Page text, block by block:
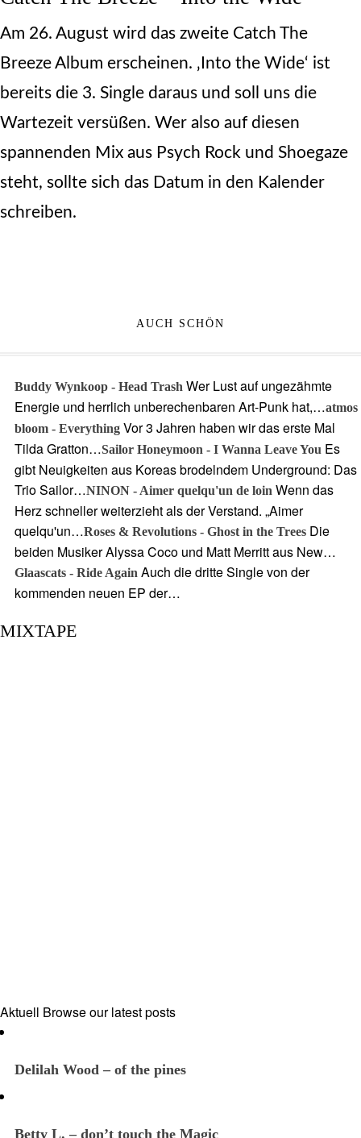
Am 26. August wird das zweite Catch The
Breeze Album erscheinen. ‚Into the Wide‘ ist
bereits die 3. Single daraus und soll uns die
Wartezeit versüßen. Wer also auf diesen
spannenden Mix aus Psych Rock und Shoegaze
steht, sollte sich das Datum in den Kalender
schreiben.
AUCH SCHÖN
Buddy Wynkoop - Head TrashWer Lust auf ungezähmte
Energie und herrlich unberechenbaren Art-Punk hat,…atmos
bloom - EverythingVor 3 Jahren haben wir das erste Mal
Tilda Gratton…Sailor Honeymoon - I Wanna Leave YouEs
gibt Neuigkeiten aus Koreas brodelndem Underground: Das
Trio Sailor…NINON - Aimer quelqu'un de loinWenn das
Herz schneller weiterzieht als der Verstand. „Aimer
quelqu'un…Roses & Revolutions - Ghost in the TreesDie
beiden Musiker Alyssa Coco und Matt Merritt aus New…
Glaascats - Ride AgainAuch die dritte Single von der
kommenden neuen EP der…
MIXTAPE
Aktuell Browse our latest posts
Delilah Wood – of the pines
Betty L. – don’t touch the Magic